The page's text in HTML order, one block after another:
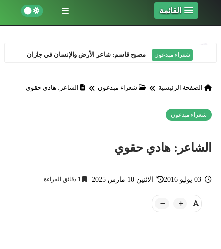
القائمة
شعراء مبدعون مصبح قاسم: شاعر الأرض والإنسان في جازان
الصفحة الرئيسية شعراء مبدعون الشاعر: هادي حقوي
شعراء مبدعون
الشاعر: هادي حقوي
الاثنين 10 مارس 2025 1 دقائق القراءة